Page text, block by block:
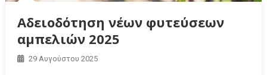
Αδειοδότηση νέων φυτεύσεων
αμπελιών 2025
29 Αυγούστου 2025